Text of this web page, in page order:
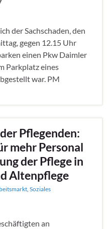
der Sachschaden, den
gegen 12.15 Uhr
einen Pkw Daimler
Parkplatz eines
war. PM
Pflegenden:
mehr Personal
der Pflege in
Altenpflege
, Soziales
an